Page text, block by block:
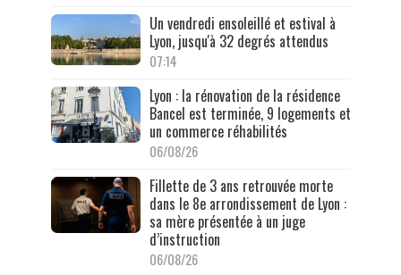
Un vendredi ensoleillé et estival à
Lyon, jusqu'à 32 degrés attendus
07:14
Lyon : la rénovation de la résidence
Bancel est terminée, 9 logements et
un commerce réhabilités
06/08/26
Fillette de 3 ans retrouvée morte
dans le 8e arrondissement de Lyon :
sa mère présentée à un juge
d’instruction
06/08/26